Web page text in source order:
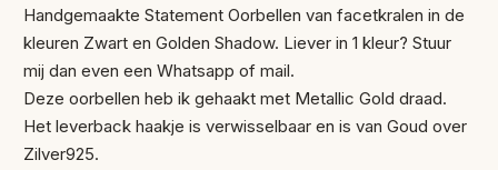
Handgemaakte Statement Oorbellen van facetkralen in de
kleuren Zwart en Golden Shadow. Liever in 1 kleur? Stuur
mij dan even een Whatsapp of mail.
Deze oorbellen heb ik gehaakt met Metallic Gold draad.
Het leverback haakje is verwisselbaar en is van Goud over
Zilver925.